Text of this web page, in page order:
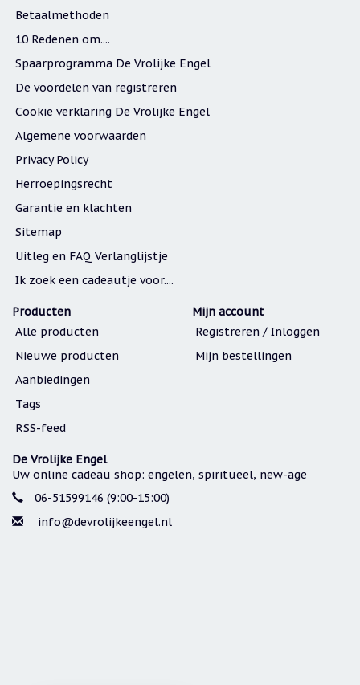
Betaalmethoden
10 Redenen om....
Spaarprogramma De Vrolijke Engel
De voordelen van registreren
Cookie verklaring De Vrolijke Engel
Algemene voorwaarden
Privacy Policy
Herroepingsrecht
Garantie en klachten
Sitemap
Uitleg en FAQ Verlanglijstje
Ik zoek een cadeautje voor....
Producten
Alle producten
Nieuwe producten
Aanbiedingen
Tags
RSS-feed
Mijn account
Registreren / Inloggen
Mijn bestellingen
De Vrolijke Engel
Uw online cadeau shop: engelen, spiritueel, new-age
06-51599146 (9:00-15:00)
info@devrolijkeengel.nl